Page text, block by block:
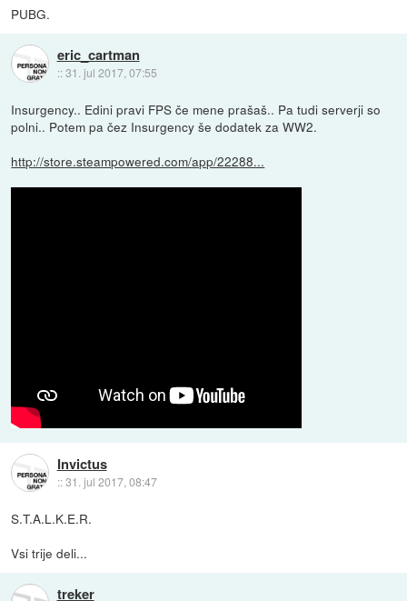
PUBG.
eric_cartman
::31. jul 2017, 07:55
Insurgency.. Edini pravi FPS če mene prašaš.. Pa tudi serverji so
polni.. Potem pa čez Insurgency še dodatek za WW2.
http://store.steampowered.com/app/22288...
Invictus
::31. jul 2017, 08:47
S.T.A.L.K.E.R.
Vsi trije deli...
treker